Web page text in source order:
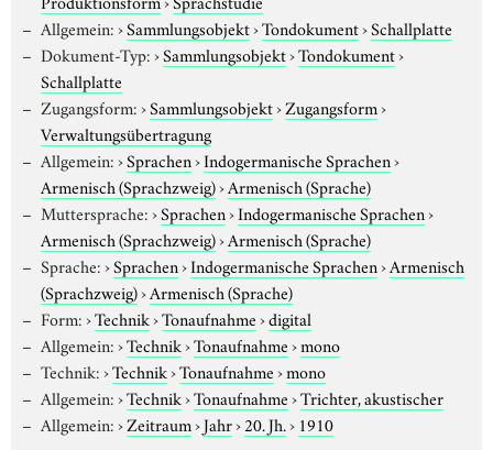
Allgemein:›Sammlungsobjekt›Tondokument›Schallplatte
Dokument-Typ:›Sammlungsobjekt›Tondokument›
Schallplatte
Zugangsform:›Sammlungsobjekt›Zugangsform›
Verwaltungsübertragung
Allgemein:›Sprachen›Indogermanische Sprachen›
Armenisch (Sprachzweig)›Armenisch (Sprache)
Muttersprache:›Sprachen›Indogermanische Sprachen›
Armenisch (Sprachzweig)›Armenisch (Sprache)
Sprache:›Sprachen›Indogermanische Sprachen›Armenisch
(Sprachzweig)›Armenisch (Sprache)
Form:›Technik›Tonaufnahme›digital
Allgemein:›Technik›Tonaufnahme›mono
Technik:›Technik›Tonaufnahme›mono
Allgemein:›Technik›Tonaufnahme›Trichter, akustischer
Allgemein:›Zeitraum›Jahr›20. Jh.› 1910